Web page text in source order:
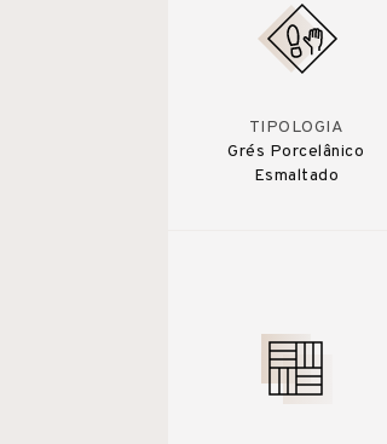
TIPOLOGIA
Grés Porcelânico
Esmaltado